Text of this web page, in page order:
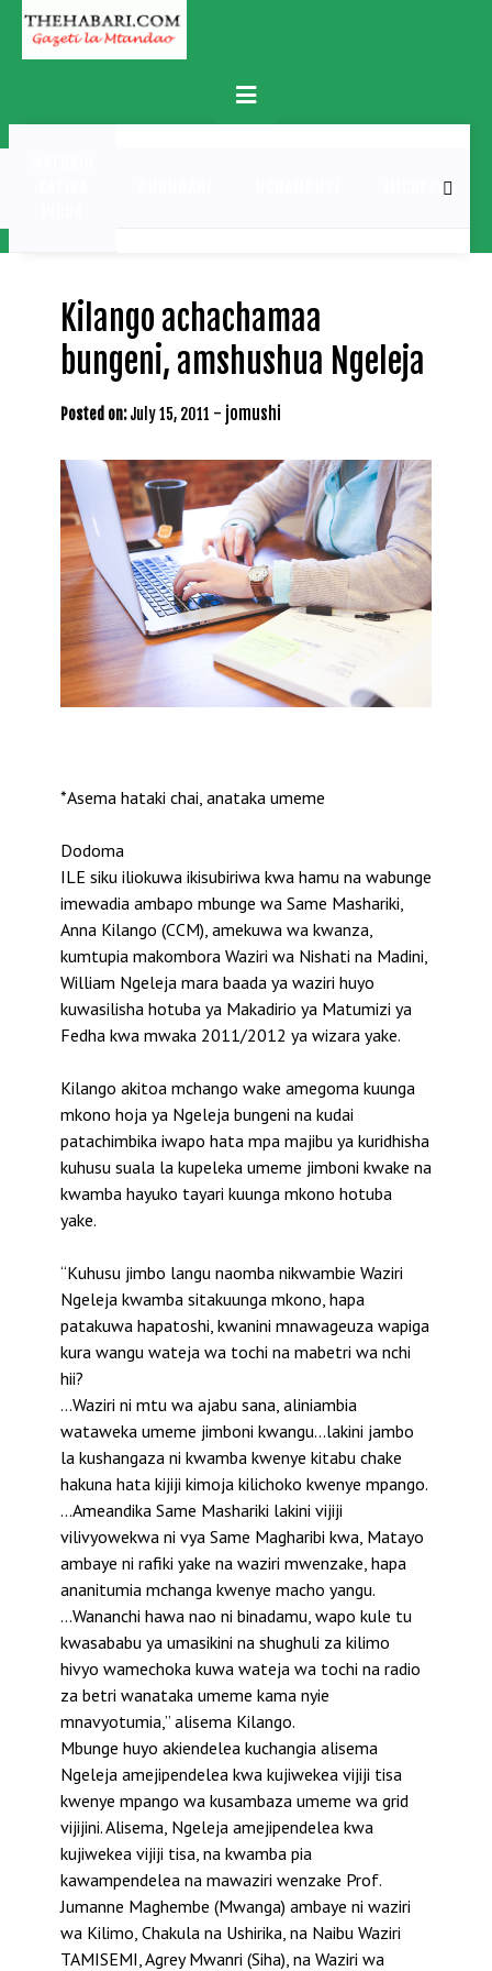
Skip
content
Primary
Menu
MICHEZO
Kilango achachamaa
bungeni, amshushua Ngeleja
Posted on: July 15, 2011 - jomushi
*Asema hataki chai, anataka umeme
Dodoma
ILE siku iliokuwa ikisubiriwa kwa hamu na wabunge
imewadia ambapo mbunge wa Same Mashariki,
Anna Kilango (CCM), amekuwa wa kwanza,
kumtupia makombora Waziri wa Nishati na Madini,
William Ngeleja mara baada ya waziri huyo
kuwasilisha hotuba ya Makadirio ya Matumizi ya
Fedha kwa mwaka 2011/2012 ya wizara yake.
Kilango akitoa mchango wake amegoma kuunga
mkono hoja ya Ngeleja bungeni na kudai
patachimbika iwapo hata mpa majibu ya kuridhisha
kuhusu suala la kupeleka umeme jimboni kwake na
kwamba hayuko tayari kuunga mkono hotuba
yake.
“Kuhusu jimbo langu naomba nikwambie Waziri
Ngeleja kwamba sitakuunga mkono, hapa
patakuwa hapatoshi, kwanini mnawageuza wapiga
kura wangu wateja wa tochi na mabetri wa nchi
hii?
…Waziri ni mtu wa ajabu sana, aliniambia
wataweka umeme jimboni kwangu…lakini jambo
la kushangaza ni kwamba kwenye kitabu chake
hakuna hata kijiji kimoja kilichoko kwenye mpango.
…Ameandika Same Mashariki lakini vijiji
vilivyowekwa ni vya Same Magharibi kwa, Matayo
ambaye ni rafiki yake na waziri mwenzake, hapa
ananitumia mchanga kwenye macho yangu.
…Wananchi hawa nao ni binadamu, wapo kule tu
kwasababu ya umasikini na shughuli za kilimo
hivyo wamechoka kuwa wateja wa tochi na radio
za betri wanataka umeme kama nyie
mnavyotumia,” alisema Kilango.
Mbunge huyo akiendelea kuchangia alisema
Ngeleja amejipendelea kwa kujiwekea vijiji tisa
kwenye mpango wa kusambaza umeme wa grid
vijijini. Alisema, Ngeleja amejipendelea kwa
kujiwekea vijiji tisa, na kwamba pia
kawampendelea na mawaziri wenzake Prof.
Jumanne Maghembe (Mwanga) ambaye ni waziri
wa Kilimo, Chakula na Ushirika, na Naibu Waziri
TAMISEMI, Agrey Mwanri (Siha), na Waziri wa